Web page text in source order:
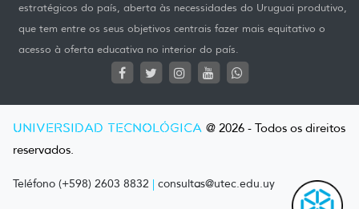
estratégicos do país, aberta às necessidades do Uruguai produtivo,
que tem entre os seus objetivos centrais fazer mais equitativo o
acesso à oferta educativa no interior do país.
UNIVERSIDAD TECNOLÓGICA @ 2026 - Todos os direitos
reservados.
Teléfono (+598) 2603 8832 | consultas@utec.edu.uy